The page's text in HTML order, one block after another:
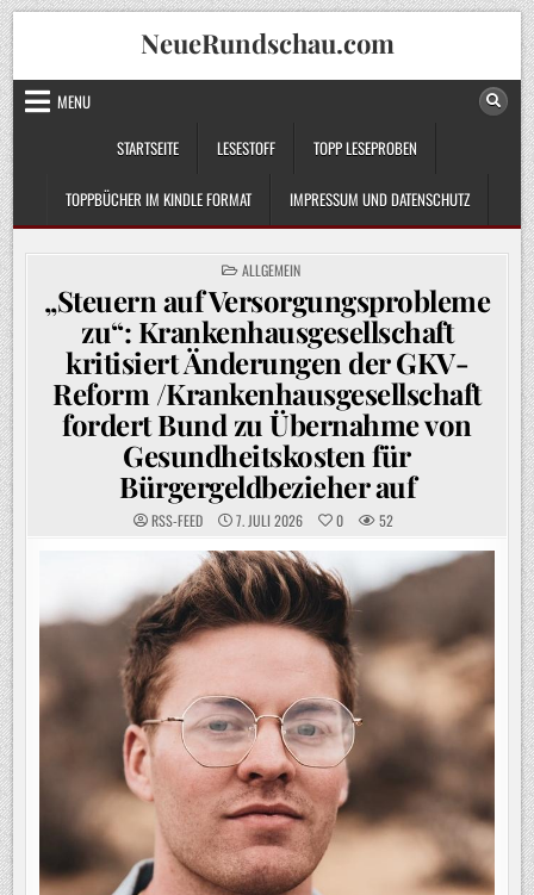
Skip
to
content
NeueRundschau.com
MENU
STARTSEITE
LESESTOFF TOPP LESEPROBEN
TOPPBÜCHER IM KINDLE FORMAT IMPRESSUM UND DATENSCHUTZ
POSTED
IN
ALLGEMEIN
„Steuern auf Versorgungsprobleme
zu“: Krankenhausgesellschaft
kritisiert Änderungen der GKV-
Reform /Krankenhausgesellschaft
fordert Bund zu Übernahme von
Gesundheitskosten für
Bürgergeldbezieher auf
RSS-FEED 7. JULI 2026 0 52